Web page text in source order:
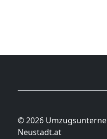
© 2026
Neustadt.at